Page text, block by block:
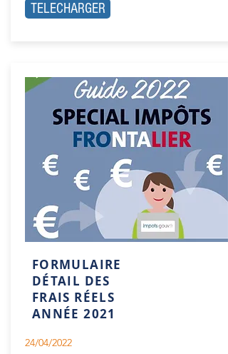
TELECHARGER
FORMULAIRE
DÉTAIL DES
FRAIS RÉELS
ANNÉE 2021
24/04/2022